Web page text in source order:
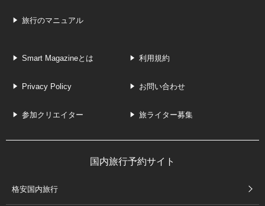
旅行のマニュアル
Smart Magazineとは 利用規約
Privacy Policy お問い合わせ
参加クリエイター 旅ライター募集
国内旅行予約サイト
格安国内旅行